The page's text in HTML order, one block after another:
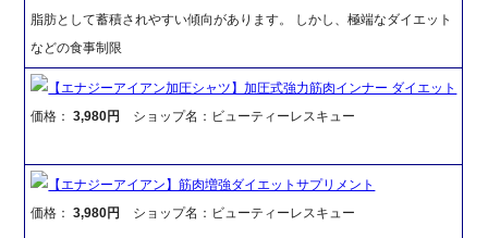
脂肪として蓄積されやすい傾向があります。 しかし、極端なダイエット
などの食事制限
【エナジーアイアン加圧シャツ】加圧式強力筋肉インナー ダイエット
価格：3,980円 ショップ名：ビューティーレスキュー
【エナジーアイアン】筋肉増強ダイエットサプリメント
価格：3,980円 ショップ名：ビューティーレスキュー